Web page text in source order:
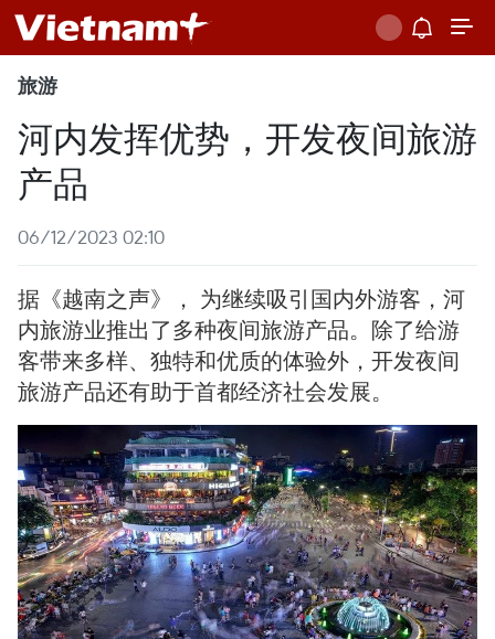
旅游
河内发挥优势，开发夜间旅游
产品
06/12/2023 02:10
据《越南之声》， 为继续吸引国内外游客，河
内旅游业推出了多种夜间旅游产品。除了给游
客带来多样、独特和优质的体验外，开发夜间
旅游产品还有助于首都经济社会发展。